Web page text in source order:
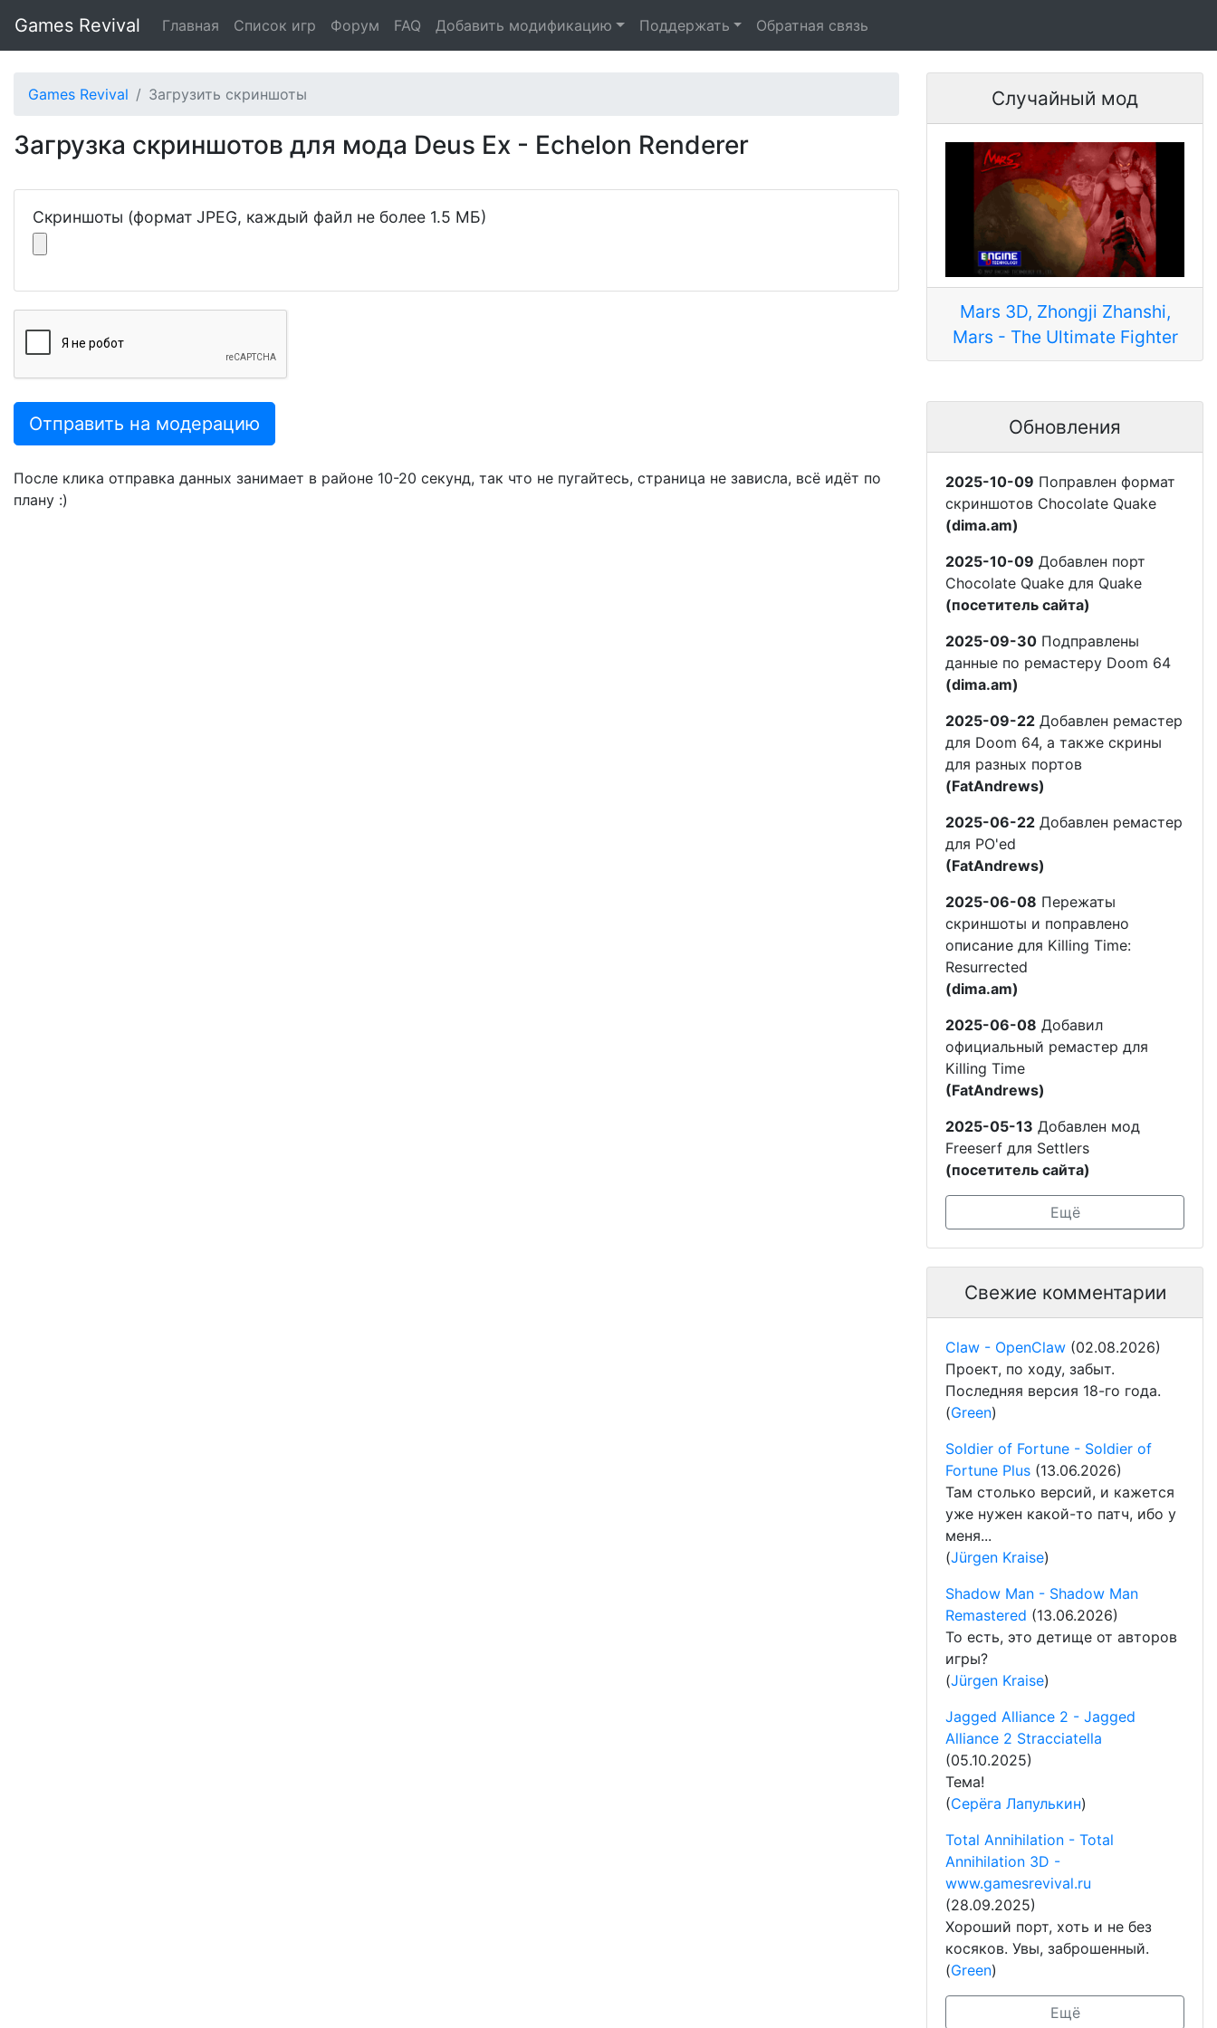
Games Revival Главная Список игр Форум FAQ Добавить модификацию Поддержать Обратная связь
Games Revival Загрузить скриншоты
Загрузка скриншотов для мода Deus Ex - Echelon Renderer
Скриншоты (формат JPEG, каждый файл не более 1.5 МБ)
Отправить на модерацию
После клика отправка данных занимает в районе 10-20 секунд, так что не пугайтесь, страница не зависла, всё идёт по
плану :)
Случайный мод
Mars 3D, Zhongji Zhanshi,
Mars - The Ultimate Fighter
Обновления
2025-10-09 Поправлен формат
скриншотов Chocolate Quake
(dima.am)
2025-10-09 Добавлен порт
Chocolate Quake для Quake
(посетитель сайта)
2025-09-30 Подправлены
данные по ремастеру Doom 64
(dima.am)
2025-09-22 Добавлен ремастер
для Doom 64, а также скрины
для разных портов
(FatAndrews)
2025-06-22 Добавлен ремастер
для PO'ed
(FatAndrews)
2025-06-08 Пережаты
скриншоты и поправлено
описание для Killing Time:
Resurrected
(dima.am)
2025-06-08 Добавил
официальный ремастер для
Killing Time
(FatAndrews)
2025-05-13 Добавлен мод
Freeserf для Settlers
(посетитель сайта)
Ещё
Свежие комментарии
Claw - OpenClaw (02.08.2026)
Проект, по ходу, забыт.
Последняя версия 18-го года.
(Green)
Soldier of Fortune - Soldier of
Fortune Plus (13.06.2026)
Там столько версий, и кажется
уже нужен какой-то патч, ибо у
меня...
(Jürgen Kraise)
Shadow Man - Shadow Man
Remastered (13.06.2026)
То есть, это детище от авторов
игры?
(Jürgen Kraise)
Jagged Alliance 2 - Jagged
Alliance 2 Stracciatella
(05.10.2025)
Тема!
(Серёга Лапулькин)
Total Annihilation - Total
Annihilation 3D -
www.gamesrevival.ru
(28.09.2025)
Хороший порт, хоть и не без
косяков. Увы, заброшенный.
(Green)
Ещё